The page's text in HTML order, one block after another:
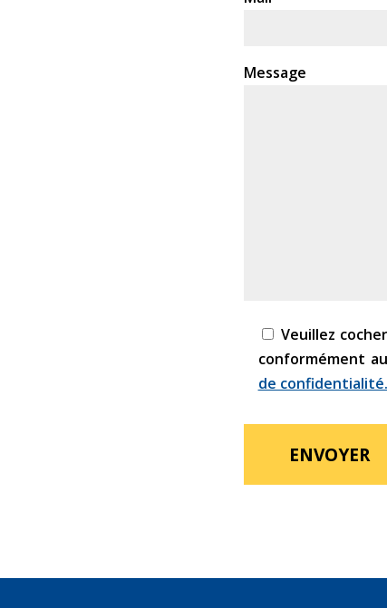
Message
Veuillez
conformément
de confidentialité.